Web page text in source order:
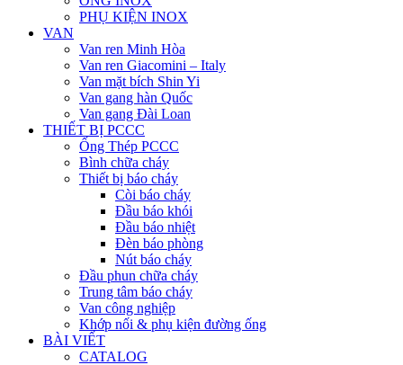
PHỤ KIỆN INOX
VAN
Van ren Minh Hòa
Van ren Giacomini – Italy
Van mặt bích Shin Yi
Van gang hàn Quốc
Van gang Đài Loan
THIẾT BỊ PCCC
Ống Thép PCCC
Bình chữa cháy
Thiết bị báo cháy
Còi báo cháy
Đầu báo khói
Đầu báo nhiệt
Đèn báo phòng
Nút báo cháy
Đầu phun chữa cháy
Trung tâm báo cháy
Van công nghiệp
Khớp nối & phụ kiện đường ống
BÀI VIẾT
CATALOG